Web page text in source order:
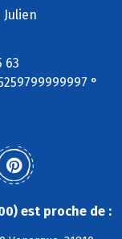
Julien
63
°
est proche de :